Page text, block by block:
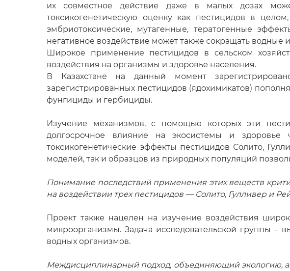
их совместное действие даже в малых дозах
токсикогенетическую оценку как пестицидов в
эмбриотоксические, мутагенные, тератогенные
негативное воздействие может также сокращать водные
Широкое применение пестицидов в сельском
воздействия на организмы и здоровье населения.
В Казахстане на данный момент
зарегистрированных пестицидов (ядохимикатов)
фунгициды и гербициды.
Изучение механизмов, с помощью которых эти
долгосрочное влияние на экосистемы и здоровье
токсикогенетические эффекты пестицидов Солито,
моделей, так и образцов из природных популяций
Понимание последствий применения этих веществ
на воздействии трех пестицидов — Солито, Гулливер и
Проект также нацелен на изучение воздействия
микроорганизмы. Задача исследовательской группы –
водных организмов.
Междисциплинарный подход, объединяющий экологию,